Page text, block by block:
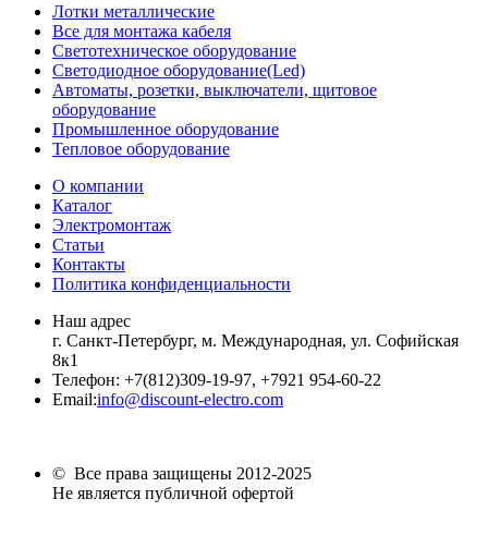
Лотки металлические
Все для монтажа кабеля
Светотехническое оборудование
Светодиодное оборудование(Led)
Автоматы, розетки, выключатели, щитовое
оборудование
Промышленное оборудование
Тепловое оборудование
О компании
Каталог
Электромонтаж
Статьи
Контакты
Политика конфиденциальности
Наш адрес
г. Санкт-Петербург, м. Международная, ул. Софийская
8к1
Телефон: +7(812)309-19-97, +7921 954-60-22
Email:info@discount-electro.com
© Все права защищены 2012-2025
Не является публичной офертой